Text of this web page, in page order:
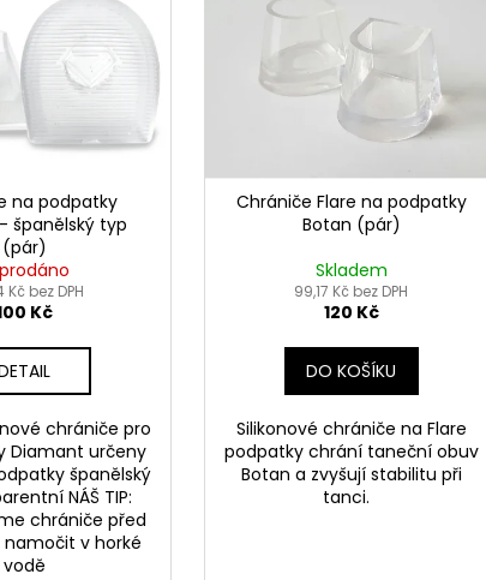
na podpatky
španělský typ
(pár)
Kč bez DPH
Kč
chrániče pro
Diamant určeny
španělský
NÁŠ TIP:
chrániče před
v horké
vodě
Chrániče Flare na podpatky
Botan (pár)
Skladem
99,17 Kč bez DPH
120 Kč
DO KOŠÍKU
Silikonové chrániče na Flare
podpatky chrání taneční obuv
Botan a zvyšují stabilitu při
tanci.